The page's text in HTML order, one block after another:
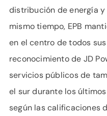
distribución de energía
mismo tiempo, EPB
en el centro de todos
reconocimiento de JD
servicios públicos de
el sur durante los
según las calificaciones